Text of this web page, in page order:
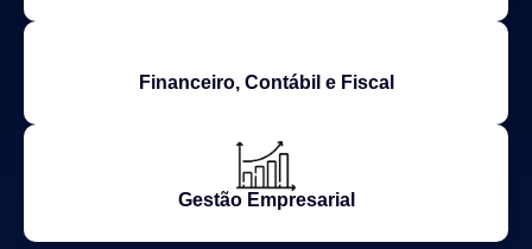
Financeiro, Contábil e Fiscal
Gestão Empresarial